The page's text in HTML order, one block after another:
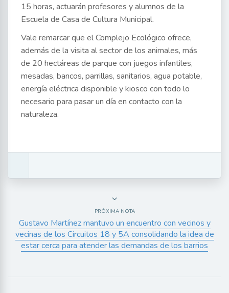
15 horas, actuarán profesores y alumnos de la
Escuela de Casa de Cultura Municipal.
Vale remarcar que el Complejo Ecológico ofrece,
además de la visita al sector de los animales, más
de 20 hectáreas de parque con juegos infantiles,
mesadas, bancos, parrillas, sanitarios, agua potable,
energía eléctrica disponible y kiosco con todo lo
necesario para pasar un día en contacto con la
naturaleza.
PRÓXIMA NOTA
Gustavo Martínez mantuvo un encuentro con vecinos y
vecinas de los Circuitos 18 y 5A consolidando la idea de
estar cerca para atender las demandas de los barrios